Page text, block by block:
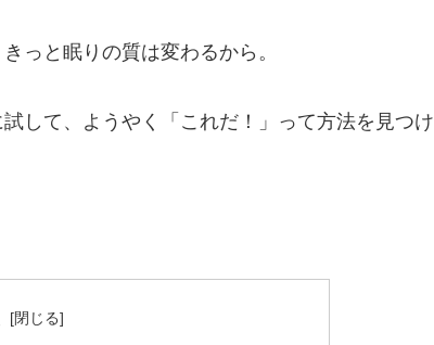
っと眠りの質は変わるから。
して、ようやく「これだ！」って方法を見つけ